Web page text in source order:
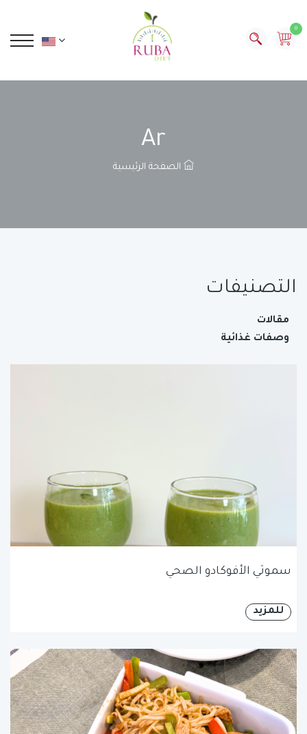
0
Ar
الصفحة الرئيسية
التصنيفات
مقالات
وصفات غذائية
سموثي الأفوكادو الصحي
للمزيد